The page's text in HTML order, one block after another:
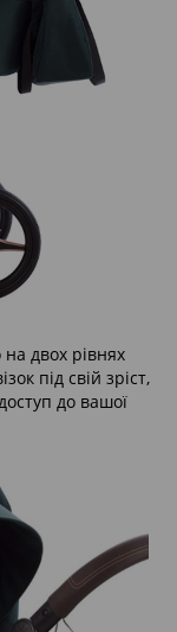
двох рівнях
під свій зріст,
до вашої